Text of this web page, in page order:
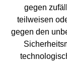
gegen
teilweisen
gegen den